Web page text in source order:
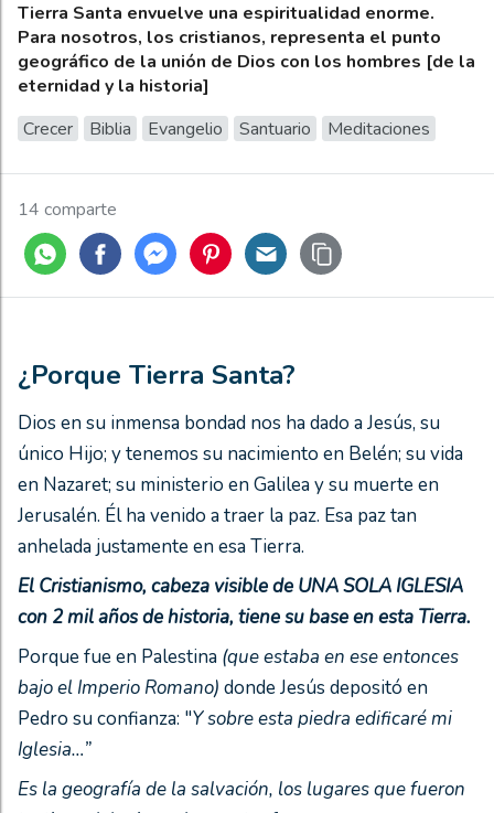
Tierra Santa envuelve una espiritualidad enorme.
Para nosotros, los cristianos, representa el punto
geográfico de la unión de Dios con los hombres [de la
eternidad y la historia]
Crecer
Biblia Evangelio Santuario Meditaciones
14 comparte
¿Porque Tierra Santa?
Dios en su inmensa bondad nos ha dado a Jesús, su
único Hijo; y tenemos su nacimiento en Belén; su vida
en Nazaret; su ministerio en Galilea y su muerte en
Jerusalén. Él ha venido a traer la paz. Esa paz tan
anhelada justamente en esa Tierra.
El Cristianismo, cabeza visible de UNA SOLA IGLESIA
con 2 mil años de historia, tiene su base en esta Tierra.
Porque fue en Palestina (que estaba en ese entonces
bajo el Imperio Romano) donde Jesús depositó en
Pedro su confianza: "Y sobre esta piedra edificaré mi
Iglesia…”
Es la geografía de la salvación, los lugares que fueron